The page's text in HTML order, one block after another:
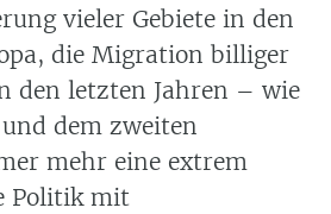
vieler Gebiete in den
die Migration billiger
den letzten Jahren – wie
dem zweiten
mehr eine extrem
Politik mit